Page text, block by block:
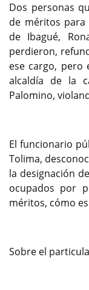
Dos personas
de méritos
de Ibagué,
perdieron,
ese cargo, pero
alcaldía de la
Palomino,
El funcionario
Tolima,
la designación
ocupados por
méritos, cómo
Sobre el